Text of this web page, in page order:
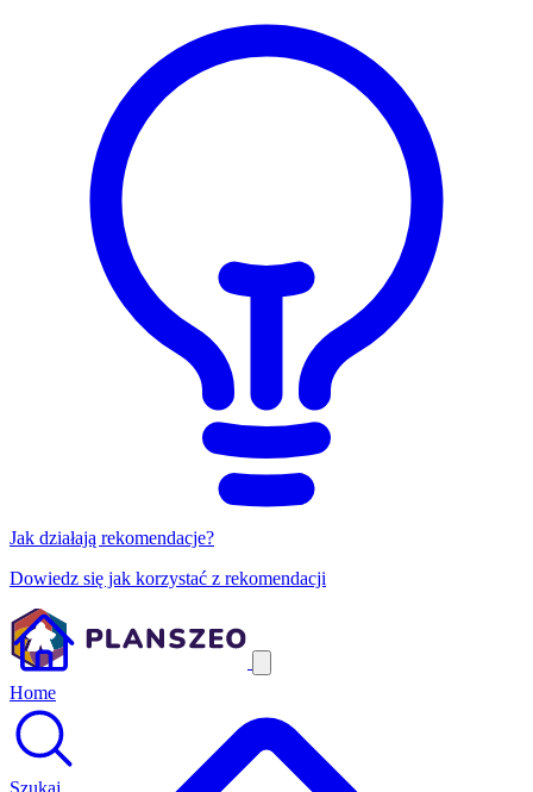
Jak działają rekomendacje?
Dowiedz się jak korzystać z rekomendacji
Home
Szukaj